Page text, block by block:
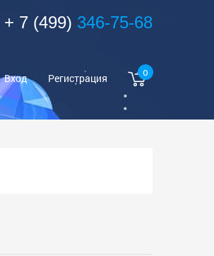
+ 7 (499) 346-75-68
Вход Регистрация 0